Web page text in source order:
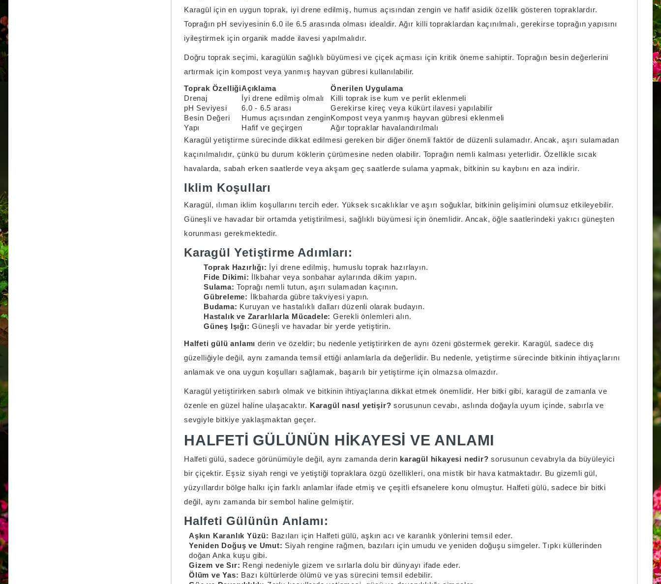
Karagül için en uygun toprak, iyi drene edilmiş, humus açısından zengin ve hafif asidik özellik gösteren topraklardır.
Toprağın pH seviyesinin 6.0 ile 6.5 arasında olması idealdir. Ağır killi topraklardan kaçınılmalı, gerekirse toprağın yapısını
iyileştirmek için organik madde ilavesi yapılmalıdır.
Doğru toprak seçimi, karagülün sağlıklı büyümesi ve çiçek açması için kritik öneme sahiptir. Toprağın besin değerlerini
artırmak için kompost veya yanmış hayvan gübresi kullanılabilir.
Toprak ÖzelliğiAçıklama
Önerilen Uygulama
Drenaj
İyi drene edilmiş olmalı
Killi toprak ise kum ve perlit eklenmeli
pH Seviyesi
6.0 - 6.5 arası
Gerekirse kireç veya kükürt ilavesi yapılabilir
Besin Değeri
Humus açısından zenginKompost veya yanmış hayvan gübresi eklenmeli
Yapı
Hafif ve geçirgen
Ağır topraklar havalandırılmalı
Karagül yetiştirme sürecinde dikkat edilmesi gereken bir diğer önemli faktör de düzenli sulamadır. Ancak, aşırı sulamadan
kaçınılmalıdır, çünkü bu durum köklerin çürümesine neden olabilir. Toprağın nemli kalması yeterlidir. Özellikle sıcak
havalarda, sabah erken saatlerde veya akşam geç saatlerde sulama yapmak, bitkinin su kaybını en aza indirir.
Iklim Koşulları
Karagül, ılıman iklim koşullarını tercih eder. Yüksek sıcaklıklar ve aşırı soğuklar, bitkinin gelişimini olumsuz etkileyebilir.
Güneşli ve havadar bir ortamda yetiştirilmesi, sağlıklı büyümesi için önemlidir. Ancak, öğle saatlerindeki yakıcı güneşten
korunması gerekmektedir.
Karagül Yetiştirme Adımları:
Toprak Hazırlığı: İyi drene edilmiş, humuslu toprak hazırlayın.
Fide Dikimi: İlkbahar veya sonbahar aylarında dikim yapın.
Sulama: Toprağı nemli tutun, aşırı sulamadan kaçının.
Gübreleme: İlkbaharda gübre takviyesi yapın.
Budama: Kuruyan ve hastalıklı dalları düzenli olarak budayın.
Hastalık ve Zararlılarla Mücadele: Gerekli önlemleri alın.
Güneş Işığı: Güneşli ve havadar bir yerde yetiştirin.
Halfeti gülü anlamı derin ve özeldir; bu nedenle yetiştirirken de aynı özeni göstermek gerekir. Karagül, sadece dış
güzelliğiyle değil, aynı zamanda temsil ettiği anlamlarla da değerlidir. Bu nedenle, yetiştirme sürecinde bitkinin ihtiyaçlarını
anlamak ve ona uygun koşulları sağlamak, başarılı bir yetiştirme için olmazsa olmazdır.
Karagül yetiştirirken sabırlı olmak ve bitkinin ihtiyaçlarına dikkat etmek önemlidir. Her bitki gibi, karagül de zamanla ve
özenle en güzel haline ulaşacaktır. Karagül nasıl yetişir? sorusunun cevabı, aslında doğayla uyum içinde, sabırla ve
sevgiyle bitkiye yaklaşmaktan geçer.
HALFETI GÜLÜNÜN HIKAYESI VE ANLAMI
Halfeti gülü, sadece görünümüyle değil, aynı zamanda derin karagül hikayesi nedir? sorusunun cevabıyla da büyüleyici
bir çiçektir. Eşsiz siyah rengi ve yetiştiği topraklara özgü özellikleri, ona mistik bir hava katmaktadır. Bu gizemli gül,
yüzyıllardır bölge halkı için farklı anlamlar ifade etmiş ve çeşitli efsanelere konu olmuştur. Halfeti gülü, sadece bir bitki
değil, aynı zamanda bir sembol haline gelmiştir.
Halfeti Gülünün Anlamı:
Aşkın Karanlık Yüzü: Bazıları için Halfeti gülü, aşkın acı ve karanlık yönlerini temsil eder.
Yeniden Doğuş ve Umut: Siyah rengine rağmen, bazıları için umudu ve yeniden doğuşu simgeler. Tıpkı küllerinden
doğan Anka kuşu gibi.
Gizem ve Sır: Rengi nedeniyle gizem ve sırlarla dolu bir dünyayı ifade eder.
Ölüm ve Yas: Bazı kültürlerde ölümü ve yas sürecini temsil edebilir.